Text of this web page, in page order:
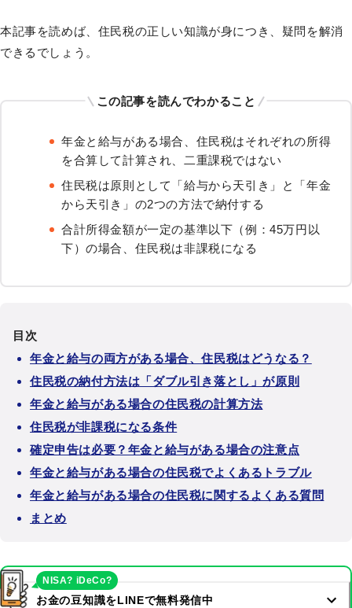
本記事を読めば、住民税の正しい知識が身につき、疑問を解消
できるでしょう。
この記事を読んでわかること
年金と給与がある場合、住民税はそれぞれの所得
を合算して計算され、二重課税ではない
住民税は原則として「給与から天引き」と「年金
から天引き」の2つの方法で納付する
合計所得金額が一定の基準以下（例：45万円以
下）の場合、住民税は非課税になる
目次
年金と給与の両方がある場合、住民税はどうなる？
住民税の納付方法は「ダブル引き落とし」が原則
年金と給与がある場合の住民税の計算方法
住民税が非課税になる条件
確定申告は必要？年金と給与がある場合の注意点
年金と給与がある場合の住民税でよくあるトラブル
年金と給与がある場合の住民税に関するよくある質問
まとめ
お金の豆知識をLINEで無料発信中
NISA? iDeCo?